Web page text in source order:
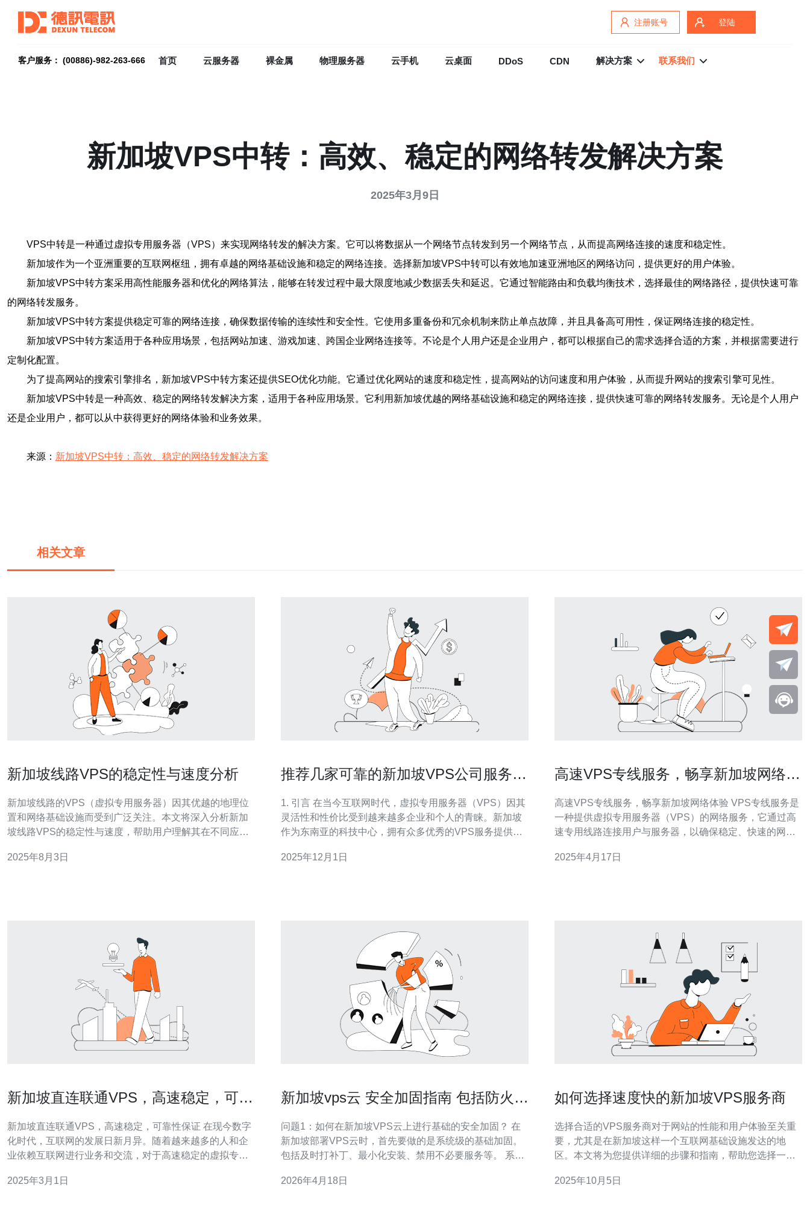
注册账号 登陆
客户服务： (00886)-982-263-666 首页 云服务器 裸金属 物理服务器 云手机 云桌面 DDoS CDN 解决方案 联系我们
新加坡VPS中转：高效、稳定的网络转发解决方案
2025年3月9日
VPS中转是一种通过虚拟专用服务器（VPS）来实现网络转发的解决方案。它可以将数据从一个网络节点转发到另一个网络节点，从而提高网络连接的速度和稳定性。
新加坡作为一个亚洲重要的互联网枢纽，拥有卓越的网络基础设施和稳定的网络连接。选择新加坡VPS中转可以有效地加速亚洲地区的网络访问，提供更好的用户体验。
新加坡VPS中转方案采用高性能服务器和优化的网络算法，能够在转发过程中最大限度地减少数据丢失和延迟。它通过智能路由和负载均衡技术，选择最佳的网络路径，提供快速可靠
的网络转发服务。
新加坡VPS中转方案提供稳定可靠的网络连接，确保数据传输的连续性和安全性。它使用多重备份和冗余机制来防止单点故障，并且具备高可用性，保证网络连接的稳定性。
新加坡VPS中转方案适用于各种应用场景，包括网站加速、游戏加速、跨国企业网络连接等。不论是个人用户还是企业用户，都可以根据自己的需求选择合适的方案，并根据需要进行
定制化配置。
为了提高网站的搜索引擎排名，新加坡VPS中转方案还提供SEO优化功能。它通过优化网站的速度和稳定性，提高网站的访问速度和用户体验，从而提升网站的搜索引擎可见性。
新加坡VPS中转是一种高效、稳定的网络转发解决方案，适用于各种应用场景。它利用新加坡优越的网络基础设施和稳定的网络连接，提供快速可靠的网络转发服务。无论是个人用户
还是企业用户，都可以从中获得更好的网络体验和业务效果。
来源： 新加坡VPS中转：高效、稳定的网络转发解决方案
相关文章
新加坡线路VPS的稳定性与速度分析
新加坡线路的VPS（虚拟专用服务器）因其优越的地理位
置和网络基础设施而受到广泛关注。本文将深入分析新加
坡线路VPS的稳定性与速度，帮助用户理解其在不同应用
VPS的稳定性如何？ 稳定性是评估VPS服务的关键因素之
2025年8月3日
推荐几家可靠的新加坡VPS公司服务评
1. 引言 在当今互联网时代，虚拟专用服务器（VPS）因其
灵活性和性价比受到越来越多企业和个人的青睐。新加坡
作为东南亚的科技中心，拥有众多优秀的VPS服务提供
进行评测，帮助您做出明智的选择。 2. VPS服务的重要性
2025年12月1日
高速VPS专线服务，畅享新加坡网络体
高速VPS专线服务，畅享新加坡网络体验 VPS专线服务是
一种提供虚拟专用服务器（VPS）的网络服务，它通过高
速专用线路连接用户与服务器，以确保稳定、快速的网络
好的网络性能和更低的延迟。 当您需要在新加坡进行网络
2025年4月17日
新加坡直连联通VPS，高速稳定，可靠
新加坡直连联通VPS，高速稳定，可靠性保证 在现今数字
化时代，互联网的发展日新月异。随着越来越多的人和企
业依赖互联网进行业务和交流，对于高速稳定的虚拟专用
连联通VPS的优势，包括高速稳定和可靠性。 高速稳定 新
2025年3月1日
新加坡vps云 安全加固指南 包括防火墙
问题1：如何在新加坡VPS云上进行基础的安全加固？ 在
新加坡部署VPS云时，首先要做的是系统级的基础加固。
包括及时打补丁、最小化安装、禁用不必要服务等。 系统
定默认账户；为管理账户启用强口令或SSH密钥登录，禁
2026年4月18日
如何选择速度快的新加坡VPS服务商
选择合适的VPS服务商对于网站的性能和用户体验至关重
要，尤其是在新加坡这样一个互联网基础设施发达的地
区。本文将为您提供详细的步骤和指南，帮助您选择一个
VPS的基本概念。VPS（虚拟专用服务器）是一种将物理
2025年10月5日